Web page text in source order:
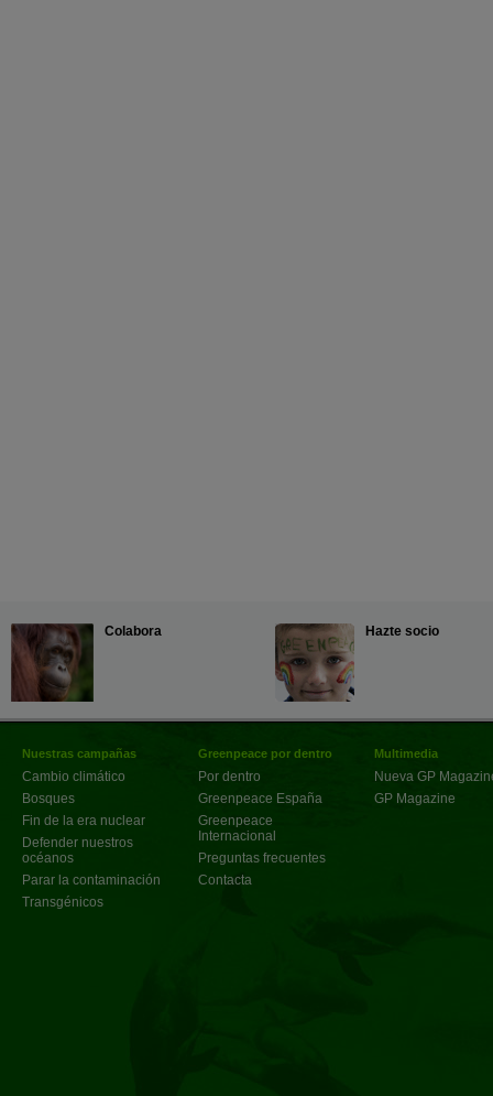
Colabora Hazte socio
Nuestras campañas
Cambio climático
Bosques
Fin de la era nuclear
Defender nuestros
océanos
Parar la contaminación
Transgénicos
Greenpeace por dentro
Por dentro
Greenpeace España
Greenpeace
Internacional
Preguntas frecuentes
Contacta
Multimedia
Nueva GP
GP Magazine